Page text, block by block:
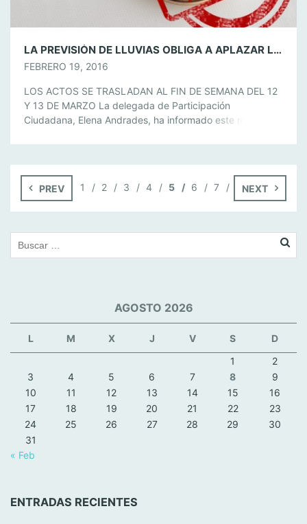
LA PREVISIÓN DE LLUVIAS OBLIGA A APLAZAR LAS ACTIVIDADES PROGRAMADAS ESTE FIN DE SEMANA DENTRO DE LAS JORNADAS ANDALUZAS
FEBRERO 19, 2016
LOS ACTOS SE TRASLADAN AL FIN DE SEMANA DEL 12
Y 13 DE MARZO La delegada de Participación
Ciudadana, Elena Andrades, ha informado este mediodía
a las previsiones de lluvias tanto para el sábado como el
domingo hemos […]
PREV
1 2 3 4 5 6 7 NEXT
AGOSTO 2026
L M X J V S
D
1
2
3
4 5 6 7 8
9
10
11 12 13 14 15
16
17
18 19 20 21 22
23
24
25 26 27 28 29
30
31
« Feb
ENTRADAS RECIENTES